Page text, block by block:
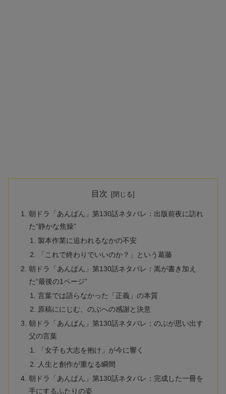
目次
朝ドラ「あんぱん」第130話ネタバレ：出版前夜に訪れ
た“静かな焦燥”
製本作業に追われるなかの不安
「これで終わりでいいのか？」という葛藤
朝ドラ「あんぱん」第130話ネタバレ：嵩が書き加え
た“最後の1ページ”
言葉では語らなかった「正義」の本質
原稿ににじむ、のぶへの感謝と決意
朝ドラ「あんぱん」第130話ネタバレ：のぶが思い出す
父の言葉
「女子も大志を抱け」が今に響く
人生と創作が重なる瞬間
朝ドラ「あんぱん」第130話ネタバレ：完成した一冊を
手にするふたりの姿